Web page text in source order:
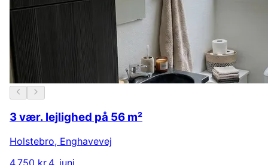
3 vær. lejlighed på 56 m²
Holstebro, Enghavevej